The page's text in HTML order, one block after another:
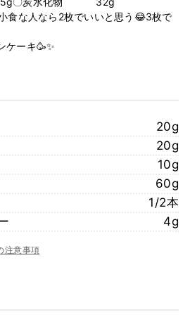
食な人なら2枚でいいと思う😂3枚で
ケーキ🥳✨
20g
20g
10g
60g
1/2本
4g
注意事項